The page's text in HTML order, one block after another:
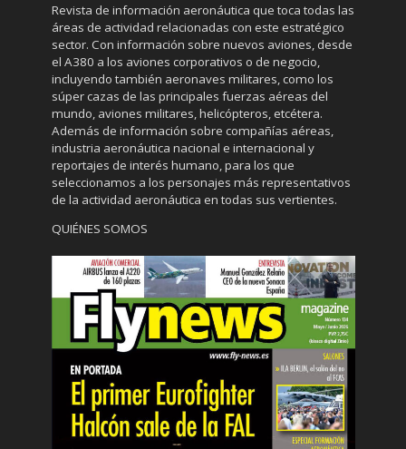
Revista de información aeronáutica que toca todas las
áreas de actividad relacionadas con este estratégico
sector. Con información sobre nuevos aviones, desde
el A380 a los aviones corporativos o de negocio,
incluyendo también aeronaves militares, como los
súper cazas de las principales fuerzas aéreas del
mundo, aviones militares, helicópteros, etcétera.
Además de información sobre compañías aéreas,
industria aeronáutica nacional e internacional y
reportajes de interés humano, para los que
seleccionamos a los personajes más representativos
de la actividad aeronáutica en todas sus vertientes.
QUIÉNES SOMOS